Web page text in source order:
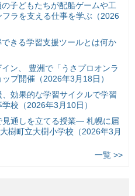
子どもたちが配船ゲームや工
ラを支える仕事を学ぶ（2026
できる学習支援ツールとは何か
ン、 豊洲で「うさプロオンラ
プ開催（2026年3月18日）
効果的な学習サイクルで学習
校（2026年3月10日）
見通しを立てる授業— 札幌に届
樹町立大樹小学校（2026年3月
一覧 >>